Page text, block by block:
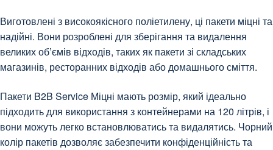
Виготовлені з високоякісного поліетилену, ці пакети міцні та
надійні. Вони розроблені для зберігання та видалення
великих об’ємів відходів, таких як пакети зі складських
магазинів, ресторанних відходів або домашнього сміття.
Пакети B2B Service Міцні мають розмір, який ідеально
підходить для використання з контейнерами на 120 літрів, і
вони можуть легко встановлюватись та видалятись. Чорний
колір пакетів дозволяє забезпечити конфіденційність та